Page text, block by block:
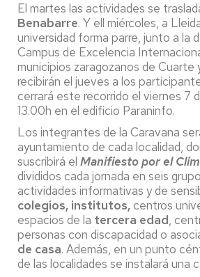
El martes las actividades se
Benabarre. Y ell miércoles, a
universidad forma parre, junto a la
Campus de Excelencia
municipios zaragozanos de Cuarte
recibirán el jueves a los
cerrará este recorrido el viernes 7
13.00h en el edificio Paraninfo.
Los integrantes de la Caravana
ayuntamiento de cada localidad,
suscribirá el Manifiesto por el
divididos cada jornada en seis
actividades informativas y de
colegios, institutos,centros
espacios de la tercera edad,
personas con discapacidad o
de casa. Además, en un punto
de las localidades se instalará una